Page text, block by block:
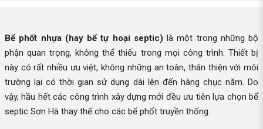
Bể phốt nhựa (hay bể tự hoại septic) là một trong những bộ
phận quan trọng, không thể thiếu trong mọi công trình. Thiết bị
này có rất nhiều ưu việt, không những an toàn, thân thiện với môi
trường lại có thời gian sử dụng dài lên đến hàng chục năm. Do
vậy, hầu hết các công trình xây dựng mới đều ưu tiên lựa chọn bể
septic Sơn Hà thay thế cho các bể phốt truyền thống.